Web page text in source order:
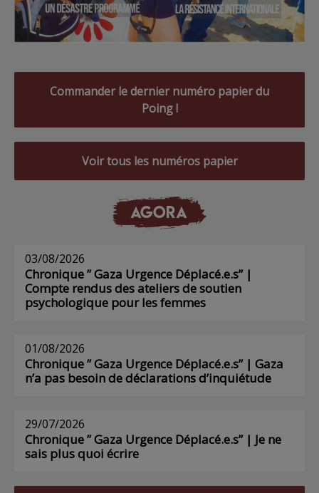
Commander le dernier numéro papier du
Poing !
Voir tous les numéros papier
AGORA
03/08/2026
Chronique ” Gaza Urgence Déplacé.e.s” |
Compte rendus des ateliers de soutien
psychologique pour les femmes
01/08/2026
Chronique ” Gaza Urgence Déplacé.e.s” | Gaza
n’a pas besoin de déclarations d’inquiétude
29/07/2026
Chronique ” Gaza Urgence Déplacé.e.s” | Je ne
sais plus quoi écrire